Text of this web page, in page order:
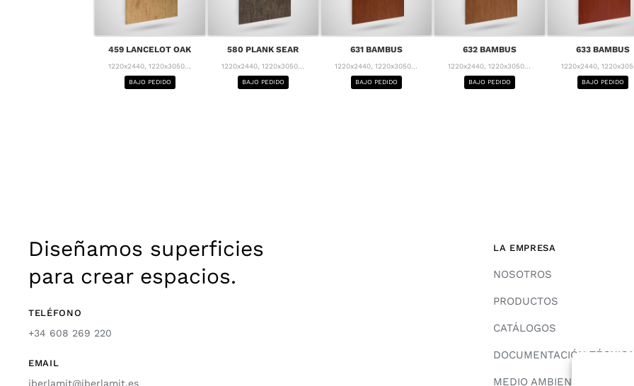
459 LANCELOT OAK
1220x2440, 1220x3050...
BAJO PEDIDO
580 PLANK SEAR
1220x2440, 1220x3050...
BAJO PEDIDO
631 BAMBUS
1220x2440, 1220x3050...
BAJO PEDIDO
632 BAMBUS
1220x2440, 1220x3050...
BAJO PEDIDO
633 BAMBUS
1220x2440,
BAJO PEDIDO
Diseñamos superficies
para crear espacios.
TELÉFONO
+34 608 269 220
EMAIL
iberlamit@iberlamit.es
LA EMPRESA
NOSOTROS
PRODUCTOS
CATÁLOGOS
DOCUMENTACIÓN TÉCNICA
MEDIO AMBIENTE